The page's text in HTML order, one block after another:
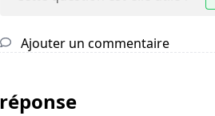
Ajouter un commentaire